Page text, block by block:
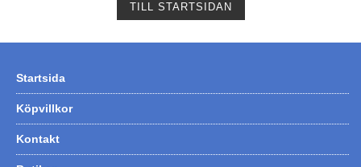
Lowrance
Simrad
B&G
TILL STARTSIDAN
Startsida
Köpvillkor
Kontakt